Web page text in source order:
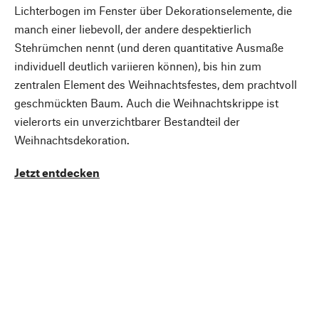
Lichterbogen im Fenster über Dekorationselemente, die
manch einer liebevoll, der andere despektierlich
Stehrümchen nennt (und deren quantitative Ausmaße
individuell deutlich variieren können), bis hin zum
zentralen Element des Weihnachtsfestes, dem prachtvoll
geschmückten Baum. Auch die Weihnachtskrippe ist
vielerorts ein unverzichtbarer Bestandteil der
Weihnachtsdekoration.
Jetzt entdecken